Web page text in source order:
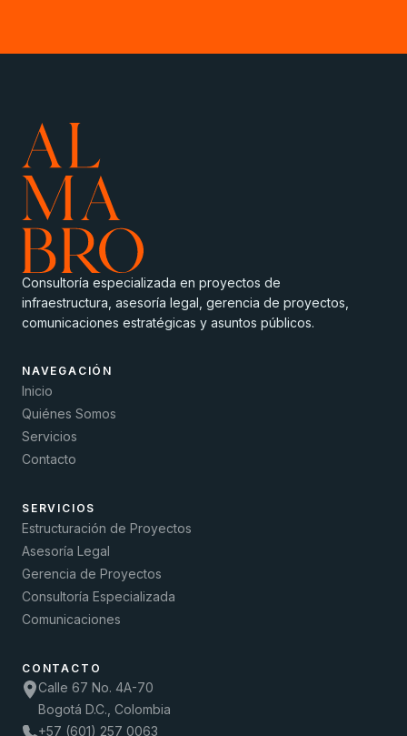
Consultoría especializada en proyectos de
infraestructura, asesoría legal, gerencia de proyectos,
comunicaciones estratégicas y asuntos públicos.
NAVEGACIÓN
Inicio
Quiénes Somos
Servicios
Contacto
SERVICIOS
Estructuración de Proyectos
Asesoría Legal
Gerencia de Proyectos
Consultoría Especializada
Comunicaciones
CONTACTO
Calle 67 No. 4A-70
Bogotá D.C., Colombia
+57 (601) 257 0063